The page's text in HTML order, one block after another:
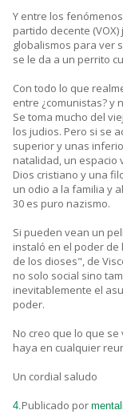
Y entre los
partido decente
globalismos para ver
se le da a un perrito
Con todo lo que
entre ¿comunistas? y
Se toma mucho del
los judios. Pero si se
superior y unas
natalidad, un espacio
Dios cristiano y una
un odio a la familia y
30 es puro nazismo.
Si pueden vean un
instaló en el poder de
de los dioses", de
no solo social sino
inevitablemente el
poder.
No creo que lo que
haya en cualquier
Un cordial saludo
4.Publicado por